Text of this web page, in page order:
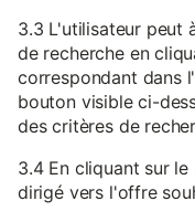
3.3 L'utilisateur peut
de recherche en
correspondant dans
bouton visible ci-
des critères de
3.4 En cliquant sur
dirigé vers l'offre